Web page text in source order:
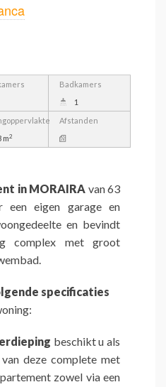
Badkamers
1
m2
Afstanden
in MORAIRA van 63
eigen garage en
en bevindt
complex met groot
specificaties
beschikt u als
deze complete met
zowel via een